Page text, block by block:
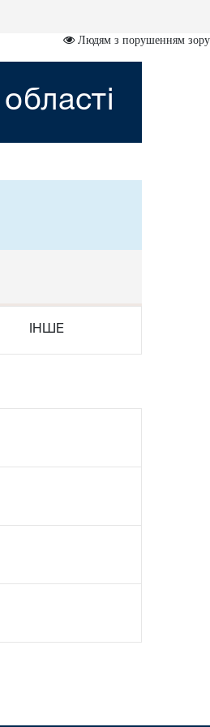
Людям з порушенням зору
ІНШЕ